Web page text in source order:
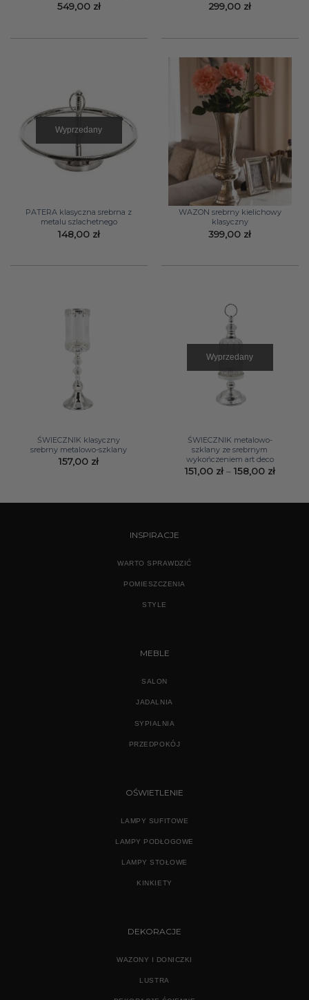
549,00 zł 299,00 zł
Wyprzedany
PATERA klasyczna srebrna z
metalu szlachetnego
148,00 zł
WAZON srebrny kielichowy
klasyczny
399,00 zł
ŚWIECZNIK klasyczny
srebrny metalowo-szklany
157,00 zł
Wyprzedany
ŚWIECZNIK metalowo-
szklany ze srebrnym
wykończeniem art deco
151,00 zł – 158,00 złZakres
do
INSPIRACJE
WARTO SPRAWDZIĆ
POMIESZCZENIA
STYLE
MEBLE
SALON
JADALNIA
SYPIALNIA
PRZEDPOKÓJ
OŚWIETLENIE
LAMPY SUFITOWE
LAMPY PODŁOGOWE
LAMPY STOŁOWE
KINKIETY
DEKORACJE
WAZONY I DONICZKI
LUSTRA